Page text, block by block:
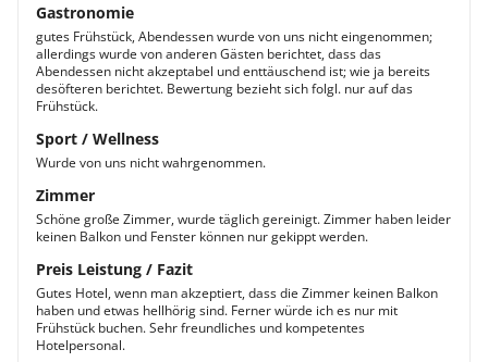
Gastronomie
gutes Frühstück, Abendessen wurde von uns nicht eingenommen;
allerdings wurde von anderen Gästen berichtet, dass das
Abendessen nicht akzeptabel und enttäuschend ist; wie ja bereits
desöfteren berichtet. Bewertung bezieht sich folgl. nur auf das
Frühstück.
Sport / Wellness
Wurde von uns nicht wahrgenommen.
Zimmer
Schöne große Zimmer, wurde täglich gereinigt. Zimmer haben leider
keinen Balkon und Fenster können nur gekippt werden.
Preis Leistung / Fazit
Gutes Hotel, wenn man akzeptiert, dass die Zimmer keinen Balkon
haben und etwas hellhörig sind. Ferner würde ich es nur mit
Frühstück buchen. Sehr freundliches und kompetentes
Hotelpersonal.